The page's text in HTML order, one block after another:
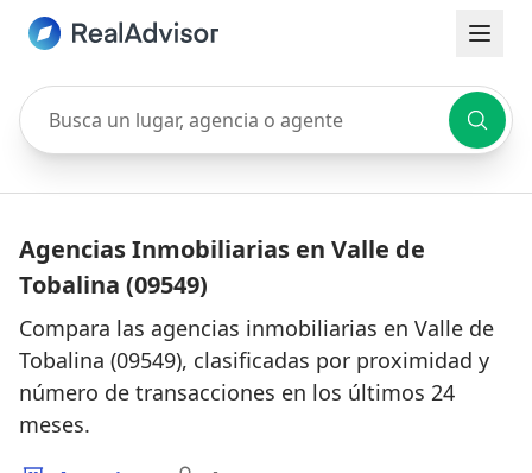
Busca un lugar, agencia o agente
Agencias Inmobiliarias en Valle de
Tobalina (09549)
Compara las agencias inmobiliarias en Valle de
Tobalina (09549), clasificadas por proximidad y
número de transacciones en los últimos 24
meses.